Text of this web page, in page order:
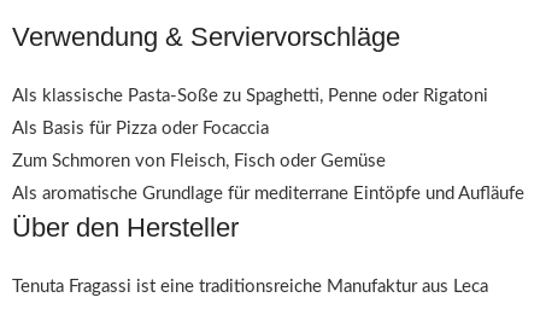
Verwendung & Serviervorschläge
Als klassische Pasta-Soße zu Spaghetti, Penne oder Rigatoni
Als Basis für Pizza oder Focaccia
Zum Schmoren von Fleisch, Fisch oder Gemüse
Als aromatische Grundlage für mediterrane Eintöpfe und Aufläufe
Über den Hersteller
Tenuta Fragassi ist eine traditionsreiche Manufaktur aus Leca